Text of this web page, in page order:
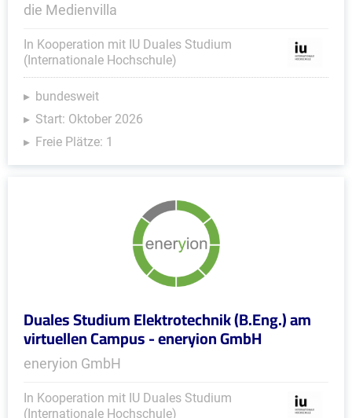
die Medienvilla
In Kooperation mit IU Duales Studium
(Internationale Hochschule)
bundesweit
Start: Oktober 2026
Freie Plätze: 1
Duales Studium Elektrotechnik (B.Eng.) am
virtuellen Campus - eneryion GmbH
eneryion GmbH
In Kooperation mit IU Duales Studium
(Internationale Hochschule)